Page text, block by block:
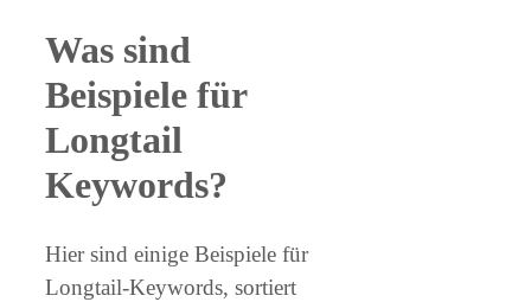
Was sind
Beispiele für
Longtail
Keywords?
Hier sind einige Beispiele für
Longtail-Keywords, sortiert